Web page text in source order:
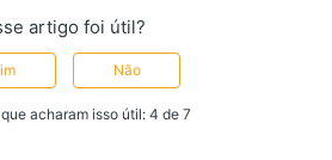
artigo foi útil?
Não
acharam isso útil: 4 de 7